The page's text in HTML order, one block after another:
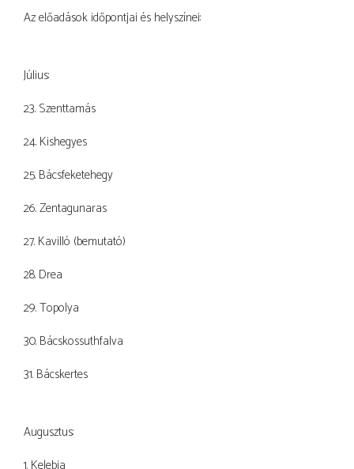
Az előadások időpontjai és helyszínei:
Július:
23. Szenttamás
24. Kishegyes
25. Bácsfeketehegy
26. Zentagunaras
27. Kavilló (bemutató)
28. Drea
29. Topolya
30. Bácskossuthfalva
31. Bácskertes
Augusztus: